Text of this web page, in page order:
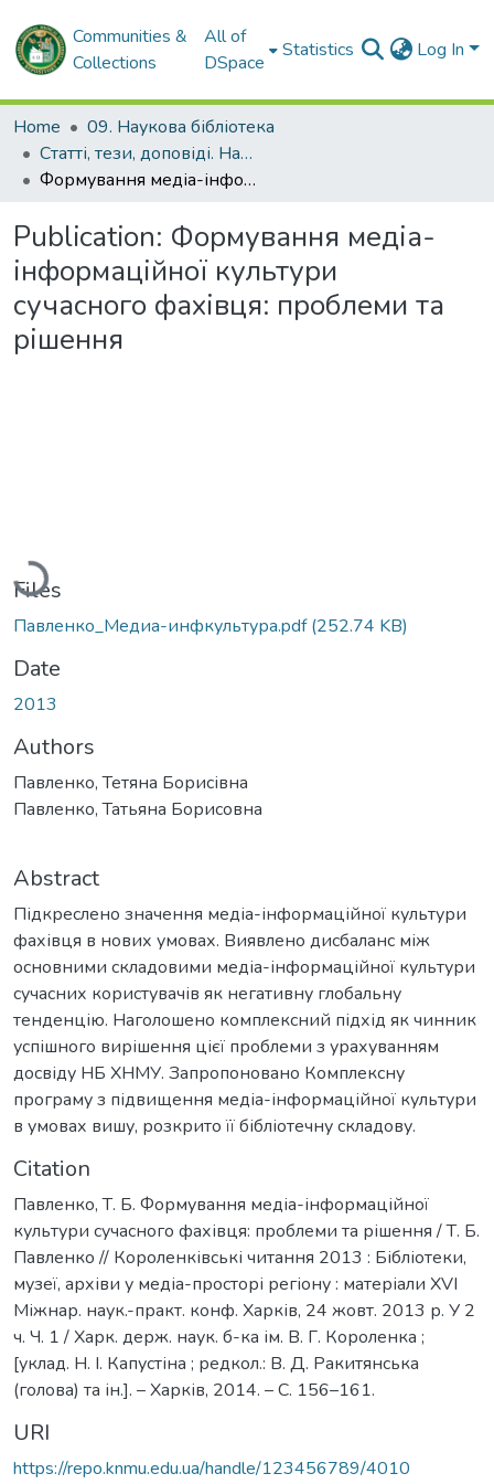
Communities &
Collections
All of
DSpace
Statistics Log In
Home
09. Наукова бібліотека
Статті, тези, доповіді. Наукова бібліотека
Формування медіа-інформаційної культури сучасного фахівця: проблеми та рішення
Publication: Формування медіа-
інформаційної культури
сучасного фахівця: проблеми та
рішення
Loading...
Files
Павленко_Медиа-инфкультура.pdf(252.74 KB)
Date
2013
Authors
Павленко, Тетяна Борисівна
Павленко, Татьяна Борисовна
Abstract
Підкреслено значення медіа-інформаційної культури
фахівця в нових умовах. Виявлено дисбаланс між
основними складовими медіа-інформаційної культури
сучасних користувачів як негативну глобальну
тенденцію. Наголошено комплексний підхід як чинник
успішного вирішення цієї проблеми з урахуванням
досвіду НБ ХНМУ. Запропоновано Комплексну
програму з підвищення медіа-інформаційної культури
в умовах вишу, розкрито її бібліотечну складову.
Citation
Павленко, Т. Б. Формування медіа-інформаційної
культури сучасного фахівця: проблеми та рішення / Т. Б.
Павленко // Короленківські читання 2013 : Бібліотеки,
музеї, архіви у медіа-просторі регіону : матеріали ХVІ
Міжнар. наук.-практ. конф. Харків, 24 жовт. 2013 р. У 2
ч. Ч. 1 / Харк. держ. наук. б-ка ім. В. Г. Короленка ;
[уклад. Н. І. Капустіна ; редкол.: В. Д. Ракитянська
(голова) та ін.]. – Харків, 2014. – С. 156–161.
URI
https://repo.knmu.edu.ua/handle/123456789/4010